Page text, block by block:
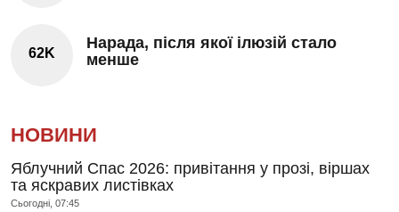
62K
Нарада, після якої ілюзій стало
менше
НОВИНИ
Яблучний Спас 2026: привітання у прозі, віршах
та яскравих листівках
Сьогодні, 07:45